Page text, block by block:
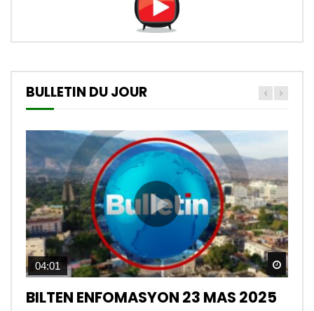
BULLETIN DU JOUR
04:01
BILTEN ENFOMASYON 23 MAS 2025